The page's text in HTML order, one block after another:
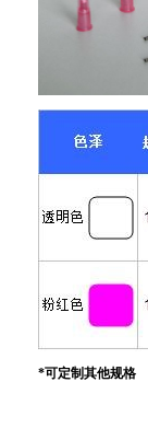
*可定制其他规格